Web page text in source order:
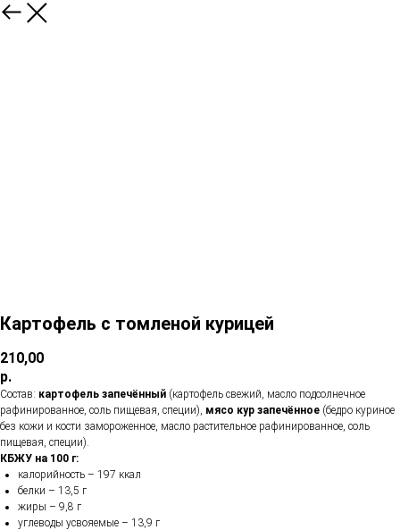
Картофель с томленой курицей
210,00
р.
Состав: картофель запечённый (картофель свежий, масло подсолнечное
рафинированное, соль пищевая, специи), мясо кур запечённое (бедро куриное
без кожи и кости замороженное, масло растительное рафинированное, соль
пищевая, специи).
КБЖУ на 100 г:
калорийность – 197 ккал
белки – 13,5 г
жиры – 9,8 г
углеводы усвояемые – 13,9 г